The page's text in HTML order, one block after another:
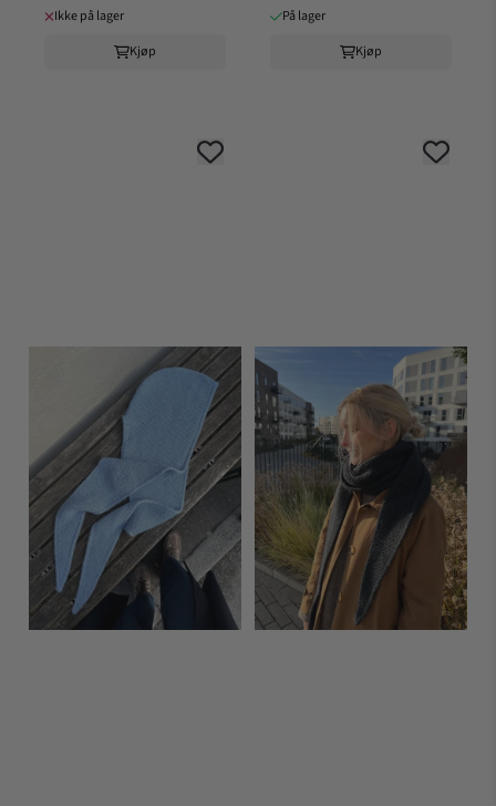
Ikke på lager
Kjøp
På lager
Kjøp